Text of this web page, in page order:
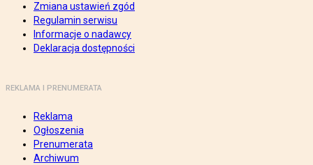
Zmiana ustawień zgód
Regulamin serwisu
Informacje o nadawcy
Deklaracja dostępności
REKLAMA I PRENUMERATA
Reklama
Ogłoszenia
Prenumerata
Archiwum